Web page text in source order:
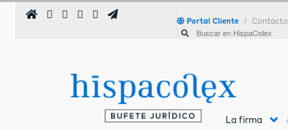
Portal Cliente Contacto
La firma